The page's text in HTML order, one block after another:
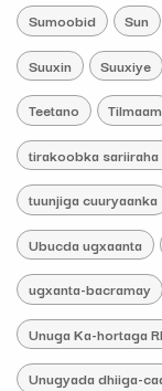
Sumoobid Sun
Suuxin Suuxiye
Teetano Tilmaam
tirakoobka
tuunjiga cuuryaanka
Ubucda ugxaanta
ugxanta-bacramay
Unuga Ka-hortaga
Unugyada dhiiga-